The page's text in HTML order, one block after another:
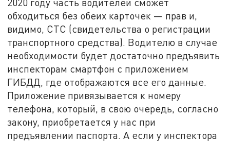
2020 году часть водителей сможет
обходиться без обеих карточек — прав и,
видимо, СТС (свидетельства о регистрации
транспортного средства). Водителю в случае
необходимости будет достаточно предъявить
инспекторам смартфон с приложением
ГИБДД, где отображаются все его данные.
Приложение привязывается к номеру
телефона, который, в свою очередь, согласно
закону, приобретается у нас при
предъявлении паспорта. А если у инспектора